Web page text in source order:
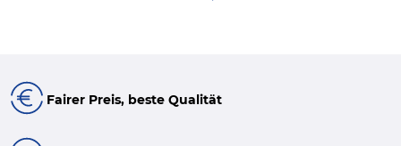
Fairer Preis, beste Qualität